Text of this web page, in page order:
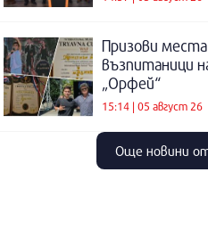
Призови
възпитаници
„Орфей“
15:14 | 05 август 26
Още новини